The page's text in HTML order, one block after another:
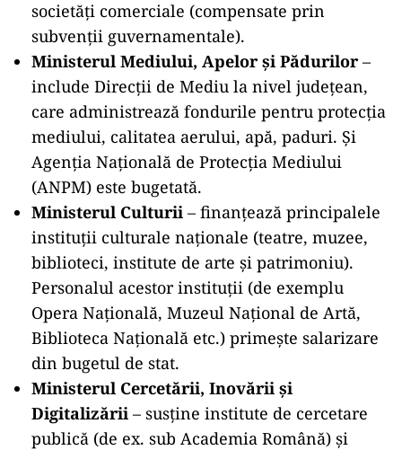
societăți comerciale (compensate prin
subvenții guvernamentale).
Ministerul Mediului, Apelor și Pădurilor –
include Direcții de Mediu la nivel județean,
care administrează fondurile pentru protecția
mediului, calitatea aerului, apă, paduri. Și
Agenția Națională de Protecția Mediului
(ANPM) este bugetată.
Ministerul Culturii – finanțează principalele
instituții culturale naționale (teatre, muzee,
biblioteci, institute de arte și patrimoniu).
Personalul acestor instituții (de exemplu
Opera Națională, Muzeul Național de Artă,
Biblioteca Națională etc.) primește salarizare
din bugetul de stat.
Ministerul Cercetării, Inovării și
Digitalizării – susține institute de cercetare
publică (de ex. sub Academia Română) și